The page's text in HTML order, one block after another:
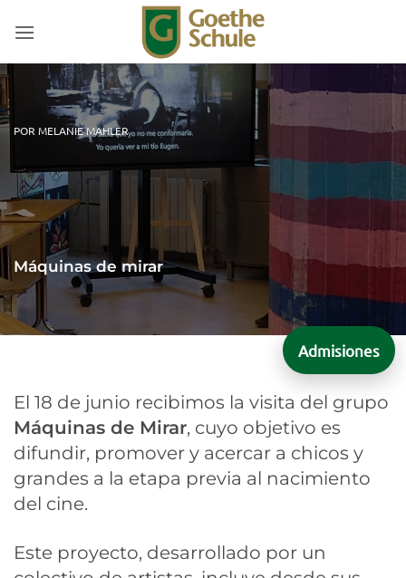
POR MELANIE MAHLER
Máquinas de mirar
El 18 de junio recibimos la visita del grupo
Máquinas de Mirar, cuyo objetivo es
difundir, promover y acercar a chicos y
grandes a la etapa previa al nacimiento
del cine.
Este proyecto, desarrollado por un
Admisiones